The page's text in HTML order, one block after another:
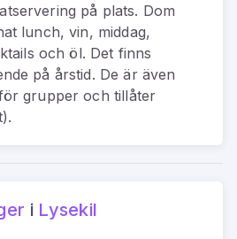
på plats. Dom
lunch, vin, middag,
och öl. Det finns
på årstid. De är även
grupper och tillåter
i Lysekil